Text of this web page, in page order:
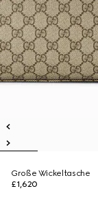
Große Wickeltasche
£1,620